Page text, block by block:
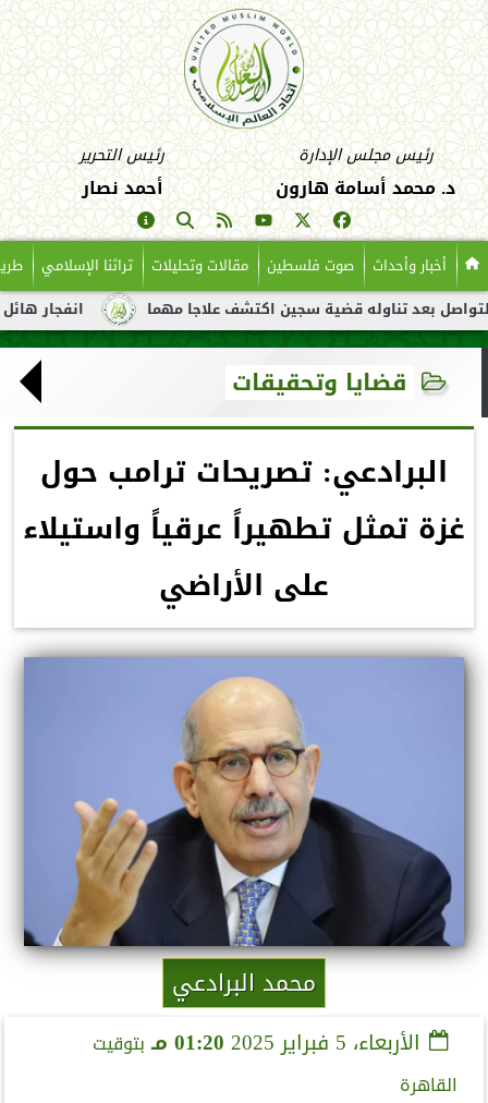
رئيس مجلس الإدارة
د. محمد أسامة هارون
رئيس التحرير
أحمد نصار
أخبار وأحداث صوت فلسطين مقالات وتحليلات تراثنا الإسلامي
انفجار هائل لناقلة تناوله قضية سجين اكتشف علاجا مهما
قضايا وتحقيقات
البرادعي: تصريحات ترامب حول
غزة تمثل تطهيراً عرقياً واستيلاء
على الأراضي
محمد البرادعي
الأربعاء، 5 فبراير 2025 01:20 مـ
بتوقيت
القاهرة